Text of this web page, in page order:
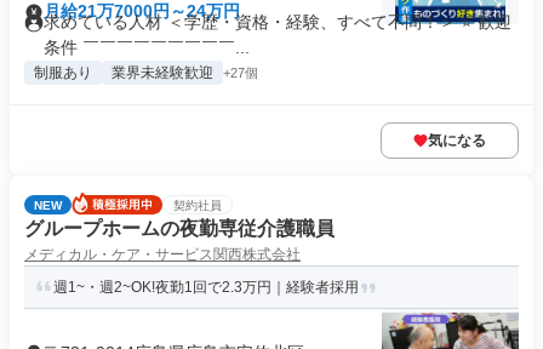
月給21万7000円～24万円
求めている人材 ＜学歴・資格・経験、すべて不問！＞ ⭐ 歓迎
条件 ￣￣￣￣￣￣￣￣￣...
制服あり 業界未経験歓迎 +27個
気になる
NEW 契約社員
グループホームの夜勤専従介護職員
メディカル・ケア・サービス関西株式会社
週1~・週2~OK!夜勤1回で2.3万円｜経験者採用